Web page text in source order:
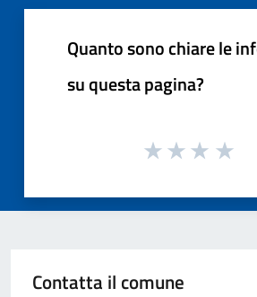
Quanto sono chiare le
su questa pagina?
Contatta il comune